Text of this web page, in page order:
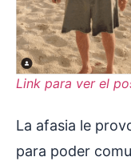
Link para ver el
La afasia le
para poder